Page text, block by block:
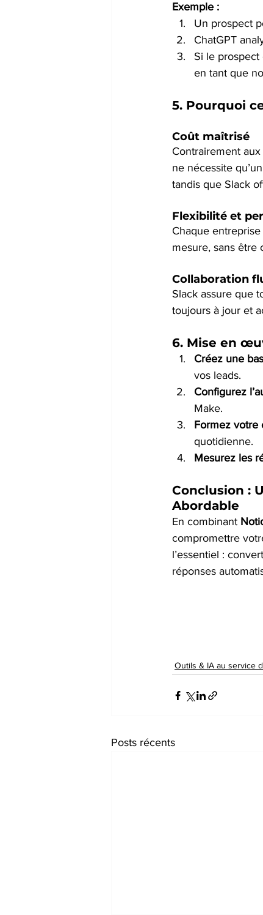
Exemple :
Un prospect
ChatGPT
Si le prospect
en tant que
5. Pourquoi
Coût maîtrisé
Contrairement
ne nécessite
tandis que Slack
Flexibilité et
Chaque
mesure, sans être
Collaboration
Slack assure que
toujours à jour et
6. Mise en
Créez une
vos leads.
Configurez
Make.
Formez votre
quotidienne.
Mesurez les
Conclusion :
Abordable
En combinant
compromettre
l’essentiel :
réponses
Outils & IA au service
Posts récents